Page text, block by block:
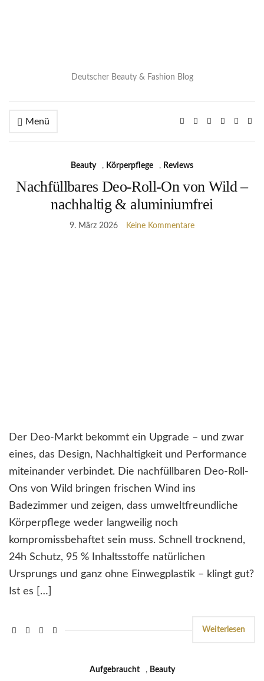
Deutscher Beauty & Fashion Blog
Menü
Beauty , Körperpflege , Reviews
Nachfüllbares Deo-Roll-On von Wild –
nachhaltig & aluminiumfrei
9. März 2026 Keine Kommentare
Der Deo-Markt bekommt ein Upgrade – und zwar
eines, das Design, Nachhaltigkeit und Performance
miteinander verbindet. Die nachfüllbaren Deo-Roll-
Ons von Wild bringen frischen Wind ins
Badezimmer und zeigen, dass umweltfreundliche
Körperpflege weder langweilig noch
kompromissbehaftet sein muss. Schnell trocknend,
24h Schutz, 95 % Inhaltsstoffe natürlichen
Ursprungs und ganz ohne Einwegplastik – klingt gut?
Ist es […]
Weiterlesen
Aufgebraucht , Beauty